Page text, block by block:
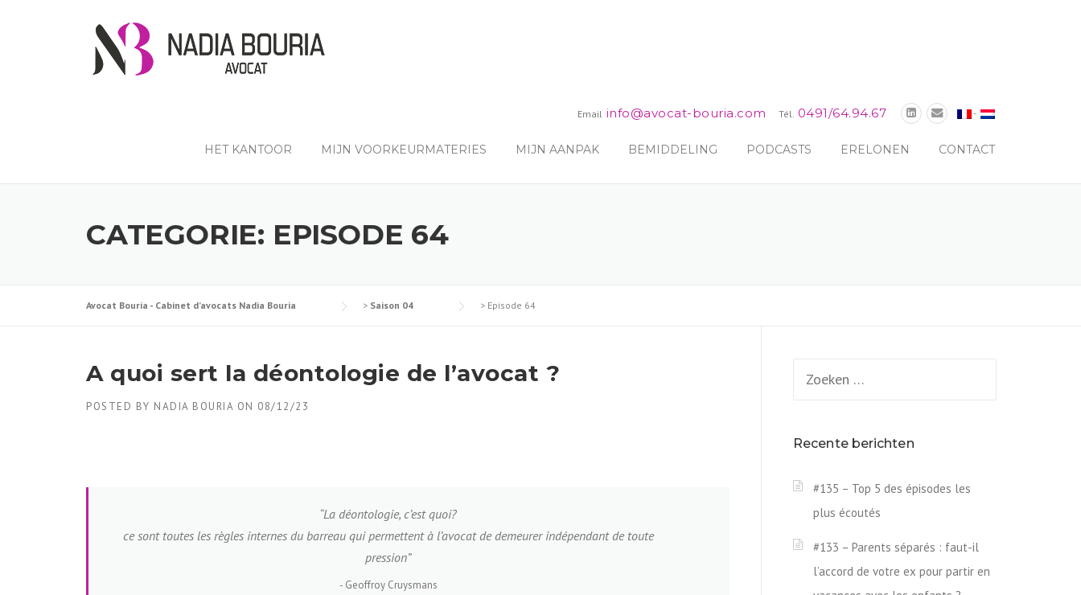
-
Tél. 0491/64.94.67
Email info@avocat-bouria.com
HET KANTOOR MIJN VOORKEURMATERIES MIJN AANPAK BEMIDDELING PODCASTS ERELONEN CONTACT
CATEGORIE: EPISODE 64
Avocat Bouria - Cabinet d’avocats Nadia Bouria > Saison 04 > Episode 64
A quoi sert la déontologie de l’avocat ?
POSTED BY NADIA BOURIA ON 08/12/23
“La déontologie, c’est quoi?
ce sont toutes les règles internes du barreau qui permettent à l’avocat de demeurer indépendant de toute
pression”
Geoffroy Cruysmans
Recente berichten
#135 – Top 5 des épisodes les
plus écoutés
#133 – Parents séparés : faut-il
l’accord de votre ex pour partir en